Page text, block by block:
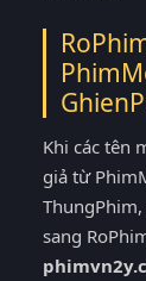
Khi các tên
giả từ
ThungPhim,
sang